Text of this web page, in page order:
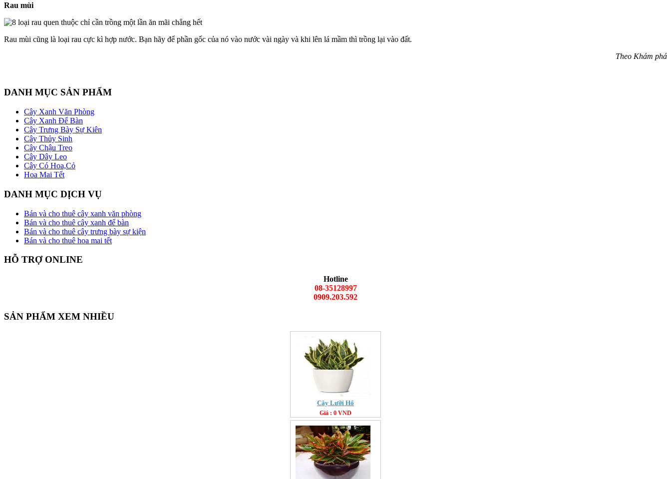
Rau mùi
Rau mùi cũng là loại rau cực kì hợp nước. Bạn hãy để phần gốc của nó vào nước vài ngày và khi lên lá mầm thì trồng lại vào đất.
Theo Khám phá
DANH MỤC SẢN PHẨM
Cây Xanh Văn Phòng
Cây Xanh Để Bàn
Cây Trưng Bày Sự Kiên
Cây Thủy Sinh
Cây Chậu Treo
Cây Dây Leo
Cây Có Hoa,Cỏ
Hoa Mai Tết
DANH MỤC DỊCH VỤ
Bán và cho thuê cây xanh văn phòng
Bán và cho thuê cây xanh để bàn
Bán và cho thuê cây trưng bày sự kiện
Bán và cho thuê hoa mai tết
HỖ TRỢ ONLINE
Hotline
08-35128997
0909.203.592
SẢN PHẨM XEM NHIỀU
Cây Lưỡi Hổ
Giá : 0 VND